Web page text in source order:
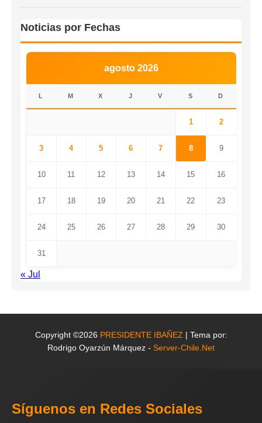
Noticias por Fechas
agosto 2026
L M X J V S D
1 2
3 4 5 6 7 8 9
10 11 12 13 14 15 16
17 18 19 20 21 22 23
24 25 26 27 28 29 30
31
« Jul
Copyright ©2026 PRESIDENTE IBAÑEZ | Tema por:
Rodrigo Oyarzún Márquez - Server-Chile.Net
Síguenos en Redes Sociales